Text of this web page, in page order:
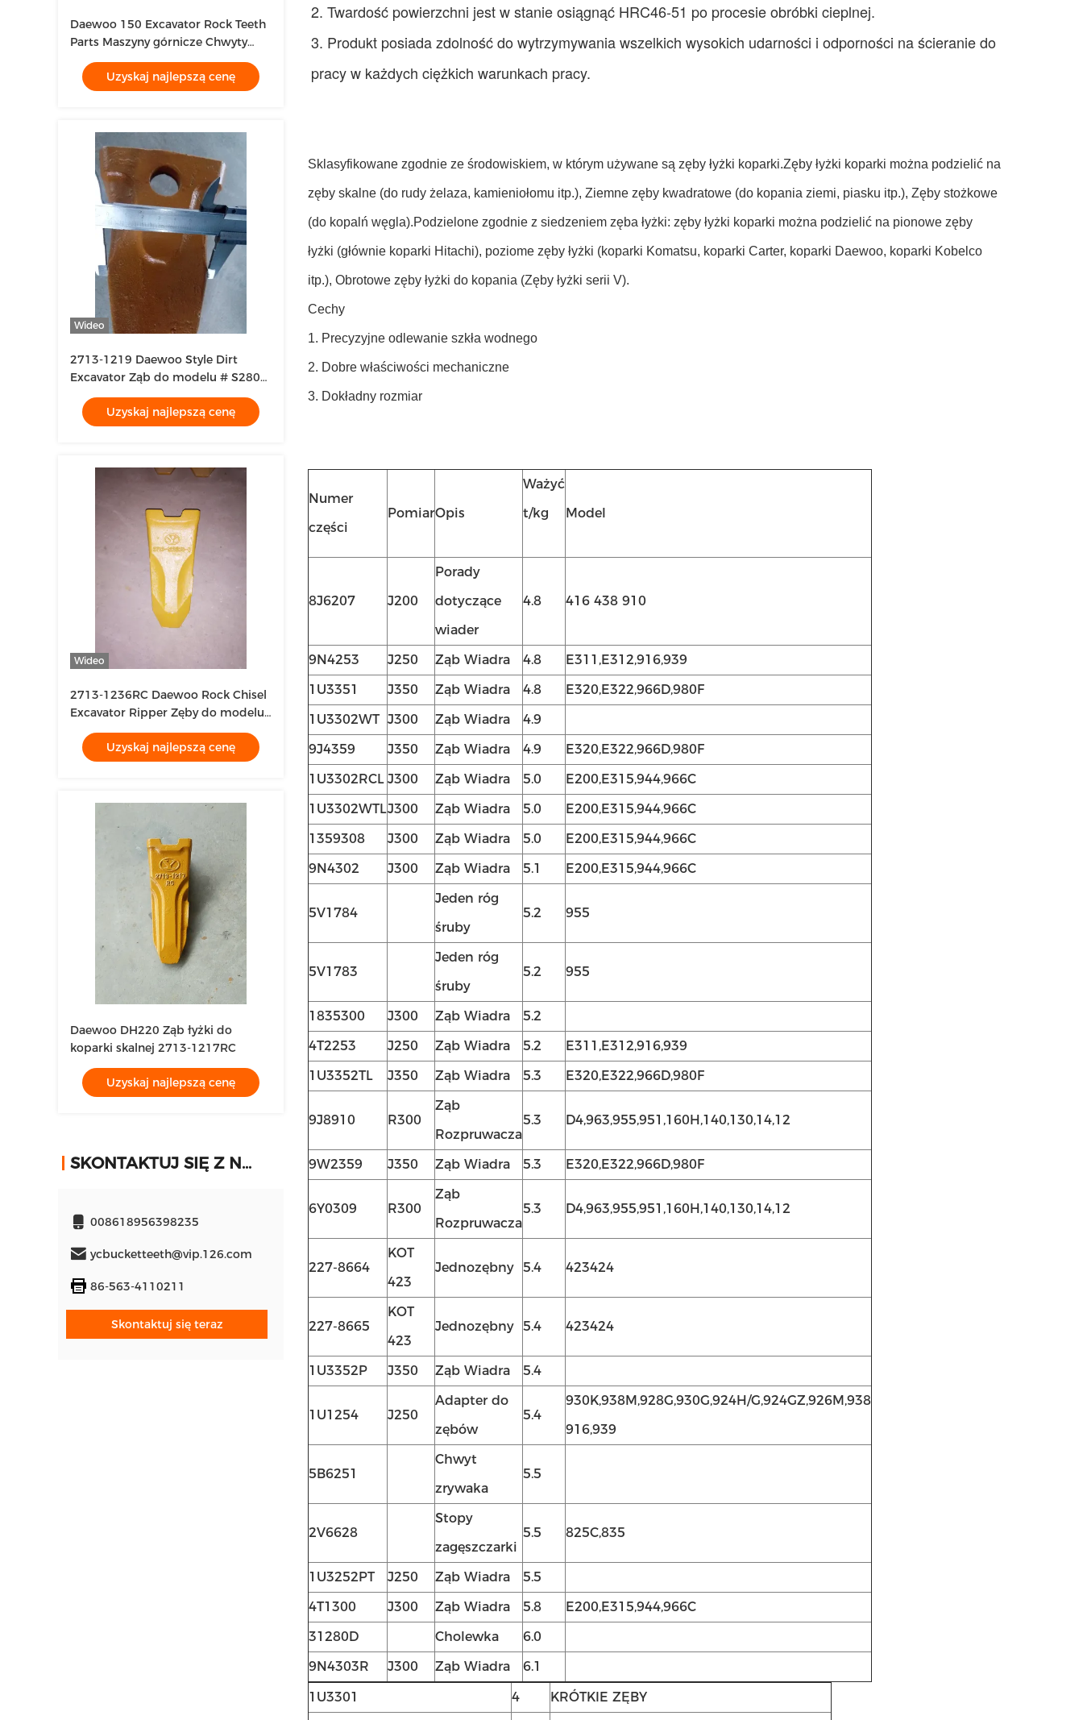
Daewoo 150 Excavator Rock Teeth
Parts Maszyny górnicze Chwyty
Ząb łyżki
Uzyskaj najlepszą cenę
Wideo
2713-1219 Daewoo Style Dirt
Excavator Ząb do modelu # S280V
# S290V
Uzyskaj najlepszą cenę
Wideo
2713-1236RC Daewoo Rock Chisel
Excavator Ripper Zęby do modelu
DH420 DH470
Uzyskaj najlepszą cenę
Daewoo DH220 Ząb łyżki do
koparki skalnej 2713-1217RC
Uzyskaj najlepszą cenę
SKONTAKTUJ SIĘ Z NAMI
008618956398235
ycbucketteeth@vip.126.com
86-563-4110211
Skontaktuj się teraz
2. Twardość powierzchni jest w stanie osiągnąć HRC46-51 po procesie obróbki cieplnej.
3. Produkt posiada zdolność do wytrzymywania wszelkich wysokich udarności i odporności na ścieranie do
pracy w każdych ciężkich warunkach pracy.
Sklasyfikowane zgodnie ze środowiskiem, w którym używane są zęby łyżki koparki.Zęby łyżki koparki można podzielić na
zęby skalne (do rudy żelaza, kamieniołomu itp.), Ziemne zęby kwadratowe (do kopania ziemi, piasku itp.), Zęby stożkowe
(do kopalń węgla).Podzielone zgodnie z siedzeniem zęba łyżki: zęby łyżki koparki można podzielić na pionowe zęby
łyżki (głównie koparki Hitachi), poziome zęby łyżki (koparki Komatsu, koparki Carter, koparki Daewoo, koparki Kobelco
itp.), Obrotowe zęby łyżki do kopania (Zęby łyżki serii V).
Cechy
1. Precyzyjne odlewanie szkła wodnego
2. Dobre właściwości mechaniczne
3. Dokładny rozmiar
Numer
części
PomiarOpis
Ważyć
t/kg
Model
8J6207 J200
Porady
dotyczące
wiader
4.8 416 438 910
9N4253 J250 Ząb Wiadra 4.8
E311,E312,916,939
1U3351
J350 Ząb Wiadra 4.8
E320,E322,966D,980F
1U3302WT J300 Ząb Wiadra
4.9
9J4359
J350 Ząb Wiadra 4.9
E320,E322,966D,980F
1U3302RCL J300 Ząb Wiadra 5.0
E200,E315,944,966C
1U3302WTLJ300 Ząb Wiadra 5.0
E200,E315,944,966C
1359308
J300 Ząb Wiadra 5.0
E200,E315,944,966C
9N4302
J300 Ząb Wiadra 5.1 E200,E315,944,966C
5V1784
Jeden róg
śruby
5.2 955
5V1783
Jeden róg
śruby
5.2 955
1835300 J300 Ząb Wiadra
5.2
4T2253
J250 Ząb Wiadra 5.2
E311,E312,916,939
1U3352TL
J350 Ząb Wiadra 5.3 E320,E322,966D,980F
9J8910 R300
Ząb
Rozpruwacza
5.3 D4,963,955,951,160H,140,130,14,12
9W2359 J350 Ząb Wiadra 5.3 E320,E322,966D,980F
6Y0309 R300
Ząb
Rozpruwacza
5.3 D4,963,955,951,160H,140,130,14,12
227-8664
KOT
423
Jednozębny 5.4 423424
227-8665
KOT
423
Jednozębny 5.4 423424
1U3352P J350 Ząb Wiadra 5.4
1U1254 J250
Adapter do
zębów
5.4
930K,938M,928G,930G,924H/G,924GZ,926M,938
916,939
5B6251
Chwyt
zrywaka
5.5
2V6628
Stopy
zagęszczarki
5.5 825C,835
1U3252PT J250 Ząb Wiadra
5.5
4T1300
J300 Ząb Wiadra 5.8
E200,E315,944,966C
31280D
Cholewka
6.0
9N4303R
J300 Ząb Wiadra
6.1
1U3301
4
KRÓTKIE ZĘBY